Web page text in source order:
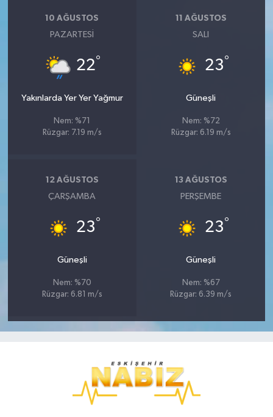
10 AĞUSTOS
PAZARTESI
22°
Yakınlarda Yer Yer Yağmur
Nem: %71
Rüzgar: 7.19 m/s
11 AĞUSTOS
SALI
23°
Güneşli
Nem: %72
Rüzgar: 6.19 m/s
12 AĞUSTOS
ÇARŞAMBA
23°
Güneşli
Nem: %70
Rüzgar: 6.81 m/s
13 AĞUSTOS
PERŞEMBE
23°
Güneşli
Nem: %67
Rüzgar: 6.39 m/s